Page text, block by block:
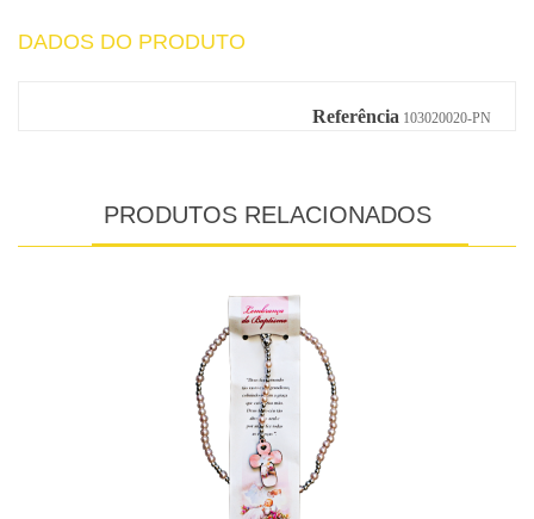
DADOS DO PRODUTO
Referência 103020020-PN
PRODUTOS RELACIONADOS